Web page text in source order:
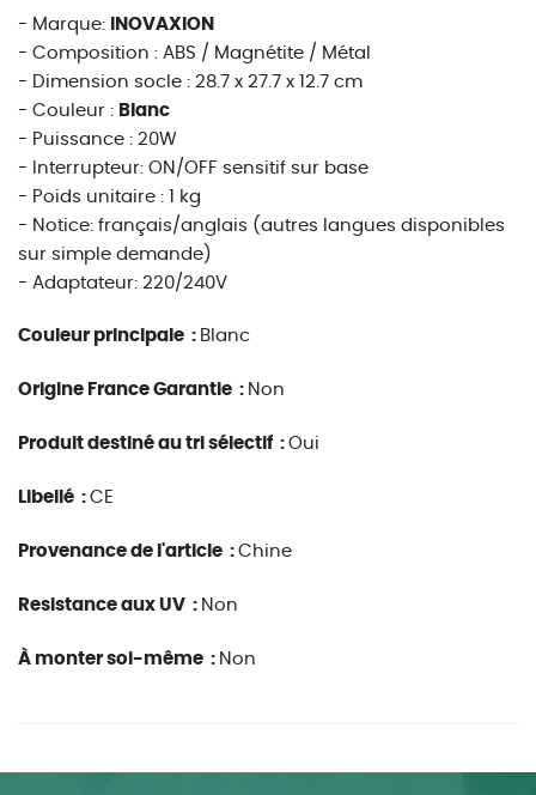
- Marque:
INOVAXION
- Composition : ABS / Magnétite / Métal
- Dimension socle : 28.7 x 27.7 x 12.7 cm
- Couleur : Blanc
- Puissance : 20W
- Interrupteur: ON/OFF sensitif sur base
- Poids unitaire : 1 kg
- Notice: français/anglais (autres langues disponibles
sur simple demande)
- Adaptateur: 220/240V
Couleur principale : Blanc
Origine France Garantie : Non
Produit destiné au tri sélectif : Oui
Libellé : CE
Provenance de l'article : Chine
Resistance aux UV : Non
À monter soi-même : Non